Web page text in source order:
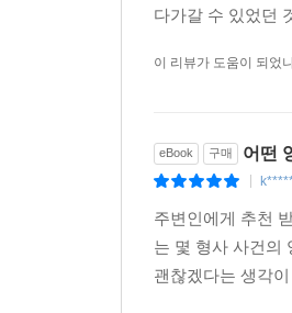
다가갈 수 있었던
이 리뷰가 도움이 되었
eBook 구매 어떤
주변인에게 추천
는 몇 형사 사건의
괜찮겠다는 생각